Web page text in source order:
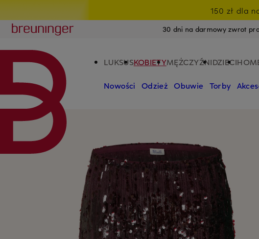
Last Chance:
150 zł dla
Breuninger
30 dni na darmowy zwrot
LUKSUSKOBIETYMĘŻCZYŹNIDZIECI
Nowości Odzież Obuwie Torby